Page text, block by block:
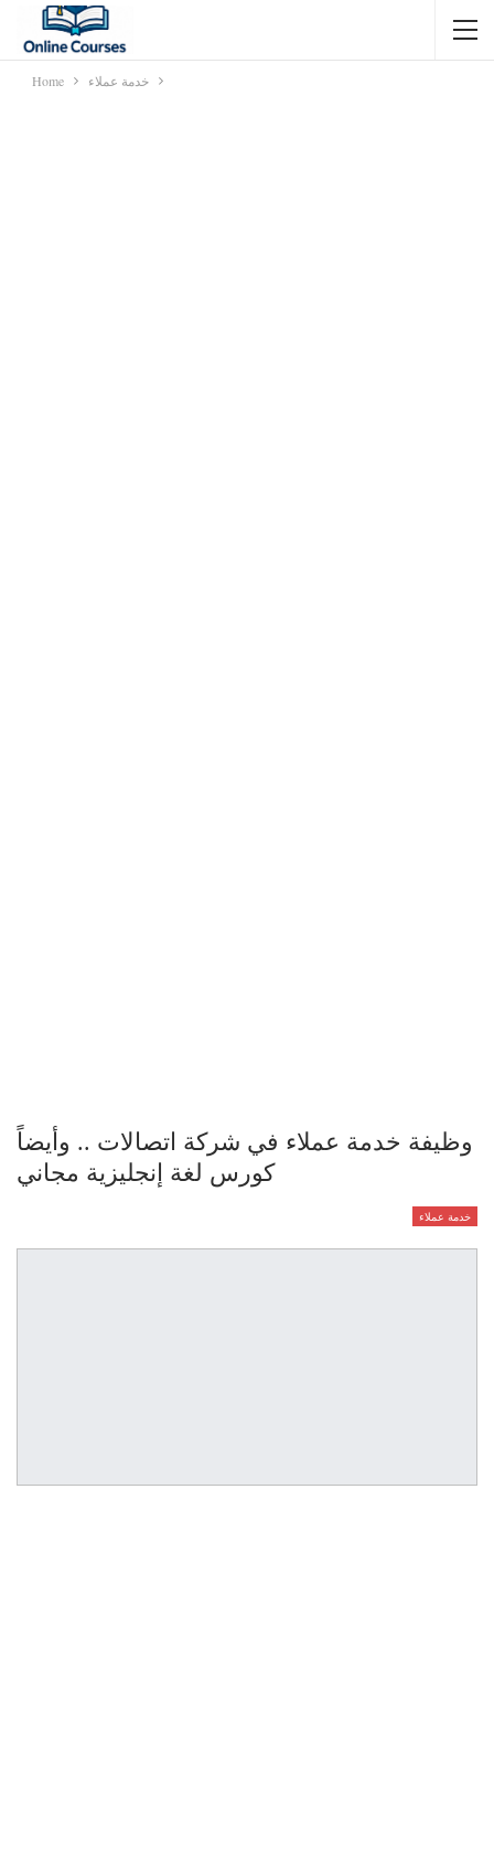
Home خدمة عملاء
وظيفة خدمة عملاء في شركة اتصالات .. وأيضاً
كورس لغة إنجليزية مجاني
خدمة عملاء